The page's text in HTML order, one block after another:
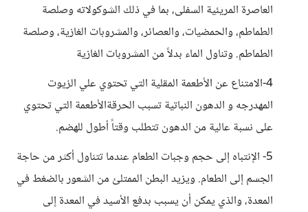
العاصرة المريئية السفلى، بما في ذلك الشوكولاته وصلصة
الطماطم، والحمضيات، والعصائر، والمشروبات الغازية، وصلصة
الطماطم. وتناول الماء بدلاً من المشروبات الغازية
4-الامتناع عن الأطعمة المقلية التي تحتوي علي الزيوت
المهدرجه و الدهون النباتية تسبب الحرقةالأطعمة التي تحتوي
على نسبة عالية من الدهون تتطلب وقتاً أطول للهضم.
5- الإنتباه إلى حجم وجبات الطعام عندما تتناول أكثر من حاجة
الجسم إلى الطعام. ويزيد البطن الممتلئ من الشعور بالضغط في
المعدة، والذي يمكن أن يسبب بدفع الأسيد في المعدة إلى